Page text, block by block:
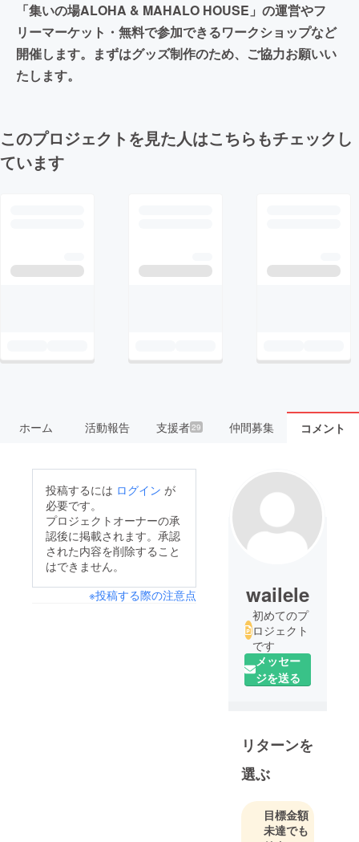
「集いの場ALOHA & MAHALO HOUSE」の運営やフ
リーマーケット・無料で参加できるワークショップなど
開催します。まずはグッズ制作のため、ご協力お願いい
たします。
このプロジェクトを見た人はこちらもチェックし
ています
ホーム 活動報告 支援者29 仲間募集 コメント
投稿するには ログイン が
必要です。
プロジェクトオーナーの承
認後に掲載されます。承認
された内容を削除すること
はできません。
※投稿する際の注意点
wailele
初めてのプ
ロジェクト
です
メッセー
ジを送る
リターンを
選ぶ
目標金額
未達でも